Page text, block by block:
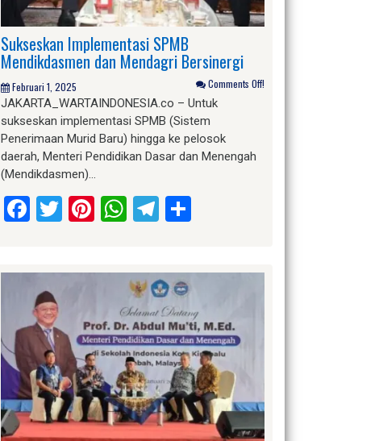
Sukseskan Implementasi SPMB
Mendikdasmen dan Mendagri Bersinergi
Februari 1, 2025 Comments Off!
JAKARTA_WARTAINDONESIA.co – Untuk
sukseskan implementasi SPMB (Sistem
Penerimaan Murid Baru) hingga ke pelosok
daerah, Menteri Pendidikan Dasar dan Menengah
(Mendikdasmen)…
Facebook
Twitter
Pinterest
WhatsApp
Telegram